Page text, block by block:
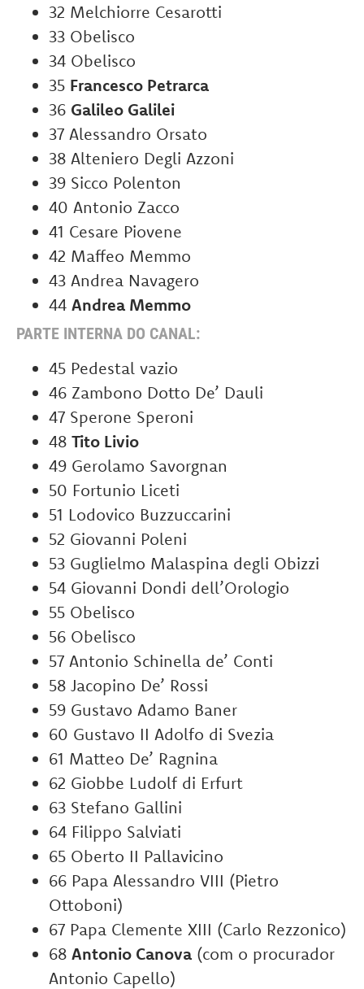
32 Melchiorre Cesarotti
33 Obelisco
34 Obelisco
35 Francesco Petrarca
36 Galileo Galilei
37 Alessandro Orsato
38 Alteniero Degli Azzoni
39 Sicco Polenton
40 Antonio Zacco
41 Cesare Piovene
42 Maffeo Memmo
43 Andrea Navagero
44 Andrea Memmo
PARTE INTERNA DO CANAL:
45 Pedestal vazio
46 Zambono Dotto De’ Dauli
47 Sperone Speroni
48 Tito Livio
49 Gerolamo Savorgnan
50 Fortunio Liceti
51 Lodovico Buzzuccarini
52 Giovanni Poleni
53 Guglielmo Malaspina degli Obizzi
54 Giovanni Dondi dell’Orologio
55 Obelisco
56 Obelisco
57 Antonio Schinella de’ Conti
58 Jacopino De’ Rossi
59 Gustavo Adamo Baner
60 Gustavo II Adolfo di Svezia
61 Matteo De’ Ragnina
62 Giobbe Ludolf di Erfurt
63 Stefano Gallini
64 Filippo Salviati
65 Oberto II Pallavicino
66 Papa Alessandro VIII (Pietro
Ottoboni)
67 Papa Clemente XIII (Carlo Rezzonico)
68 Antonio Canova (com o procurador
Antonio Capello)